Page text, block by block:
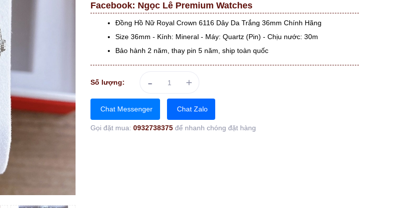
Facebook: Ngọc Lê Premium Watches
Đồng Hồ Nữ Royal Crown 6116 Dây Da Trắng 36mm Chính Hãng
Size 36mm - Kính: Mineral - Máy: Quartz (Pin) - Chịu nước: 30m
Bảo hành 2 năm, thay pin 5 năm, ship toàn quốc
Số lượng: - +
Chat Messenger Chat Zalo
Gọi đặt mua: 0932738375 để nhanh chóng đặt hàng